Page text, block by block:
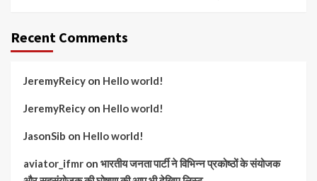
Recent Comments
JeremyReicy on Hello world!
JeremyReicy on Hello world!
JasonSib on Hello world!
aviator_ifmr on भारतीय जनता पार्टी ने विभिन्न प्रकोष्ठों के संयोजक